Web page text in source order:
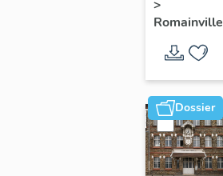
>
Romainville
Dossier